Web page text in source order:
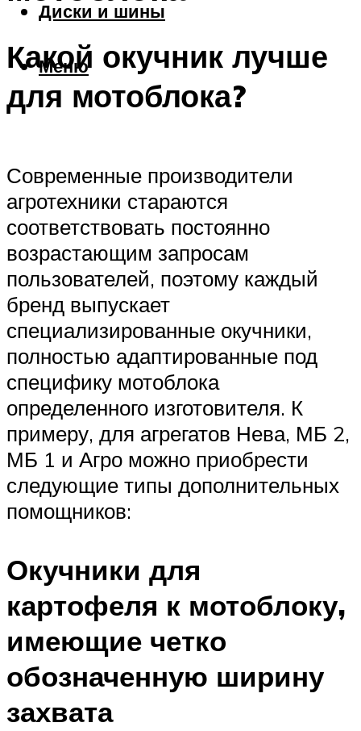
Диски и шины
Меню
Какой окучник лучше
для мотоблока?
Современные производители
агротехники стараются
соответствовать постоянно
возрастающим запросам
пользователей, поэтому каждый
бренд выпускает
специализированные окучники,
полностью адаптированные под
специфику мотоблока
определенного изготовителя. К
примеру, для агрегатов Нева, МБ 2,
МБ 1 и Агро можно приобрести
следующие типы дополнительных
помощников:
Окучники для
картофеля к мотоблоку,
имеющие четко
обозначенную ширину
захвата